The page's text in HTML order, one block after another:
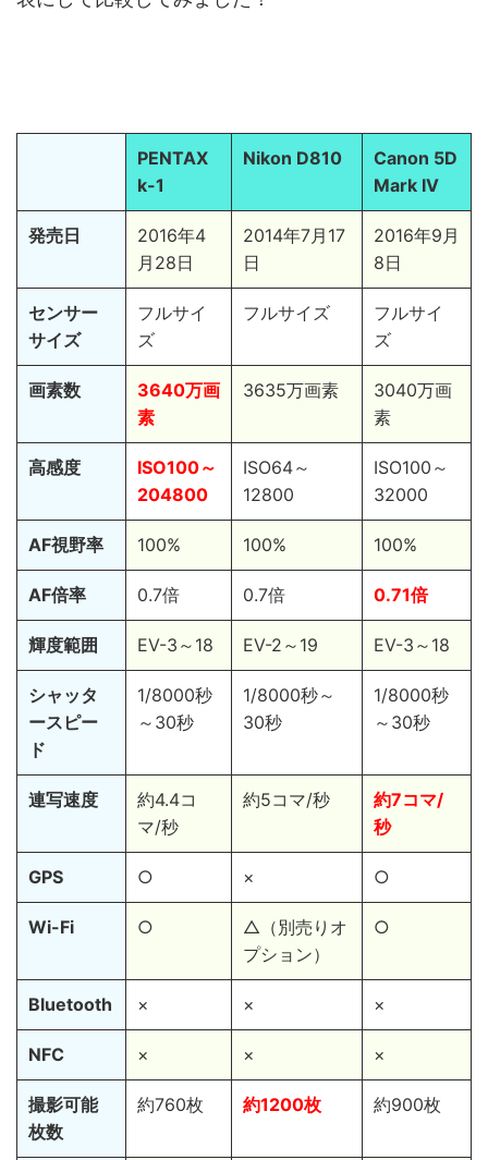
PENTAX
k-1
Nikon D810
Canon 5D
Mark IV
発売日
2016年4
月28日
2014年7月17
日
2016年9月
8日
センサー
サイズ
フルサイ
ズ
フルサイズ
フルサイ
ズ
画素数
3640万画
素
3635万画素
3040万画
素
高感度
ISO100～
204800
ISO64～
12800
ISO100～
32000
AF視野率 100% 100% 100%
AF倍率 0.7倍 0.7倍 0.71倍
輝度範囲 EV-3～18 EV-2～19 EV-3～18
シャッタ
ースピー
ド
1/8000秒
～30秒
1/8000秒～
30秒
1/8000秒
～30秒
連写速度
約4.4コ
マ/秒
約5コマ/秒
約7コマ/
秒
GPS ○ × ○
Wi-Fi ○
△（別売りオ
プション）
○
Bluetooth × × ×
NFC × × ×
撮影可能
枚数
約760枚 約1200枚 約900枚